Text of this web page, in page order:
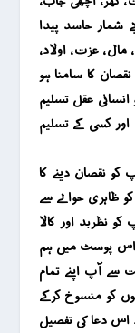
حاسد پیدا
، عزت ، اولاد ،
کا سامنا ہو
عقل تسلیم
کسی کے تسلیم
نقصان دینے کا
ظاہری حوالے سے
نظربد اور کالا
اس پوسٹ میں ہم
سے آپ اپنے تمام
کو منسوخ کرکے
اس دعا کی تفصیل